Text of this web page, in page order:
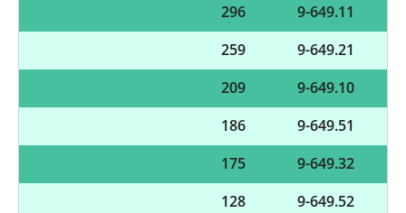
296
9-649.11
259
9-649.21
209
9-649.10
186
9-649.51
175
9-649.32
128
9-649.52